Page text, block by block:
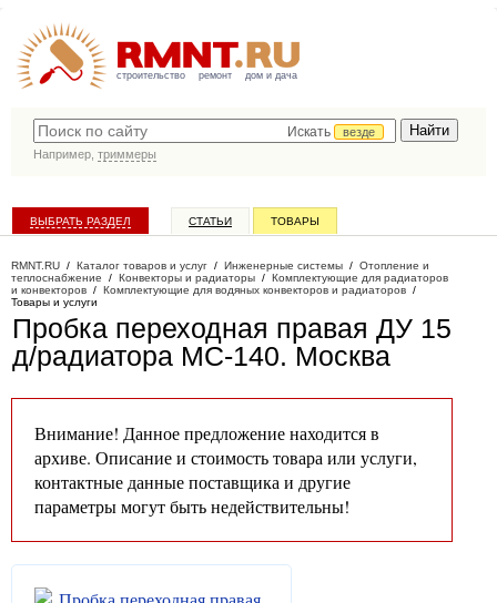
строительство ремонт дом и дача
Искать
везде
Например, триммеры
ВЫБРАТЬ РАЗДЕЛ СТАТЬИ ТОВАРЫ
RMNT.RU / Каталог товаров и услуг / Инженерные системы / Отопление и
теплоснабжение / Конвекторы и радиаторы / Комплектующие для радиаторов
и конвекторов / Комплектующие для водяных конвекторов и радиаторов /
Товары и услуги
Пробка переходная правая ДУ 15
д/радиатора МС-140. Москва
Внимание! Данное предложение находится в
архиве. Описание и стоимость товара или услуги,
контактные данные поставщика и другие
параметры могут быть недействительны!